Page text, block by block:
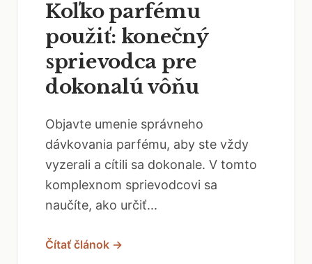
Koľko parfému
použiť: konečný
sprievodca pre
dokonalú vôňu
Objavte umenie správneho
dávkovania parfému, aby ste vždy
vyzerali a cítili sa dokonale. V tomto
komplexnom sprievodcovi sa
naučíte, ako určiť...
Čítať článok →